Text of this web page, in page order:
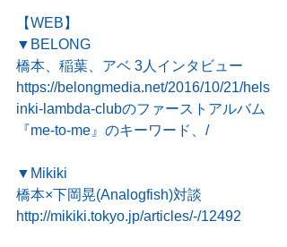
【WEB】
▼BELONG
橋本、稲葉、アベ 3人インタビュー
https://belongmedia.net/2016/10/21/hels
inki-lambda-clubのファーストアルバム
『me-to-me』のキーワード、/
▼Mikiki
橋本×下岡晃(Analogfish)対談
http://mikiki.tokyo.jp/articles/-/12492